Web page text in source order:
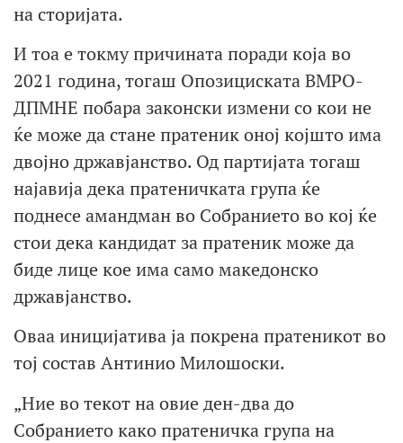
на сторијата.
И тоа е токму причината поради која во
2021 година, тогаш Опозициската ВМРО-
ДПМНЕ побара законски измени со кои не
ќе може да стане пратеник оној којшто има
двојно државјанство. Од партијата тогаш
најавија дека пратеничката група ќе
поднесе амандман во Собранието во кој ќе
стои дека кандидат за пратеник може да
биде лице кое има само македонско
државјанство.
Оваа иницијатива ја покрена пратеникот во
тој состав Антинио Милошоски.
„Ние во текот на овие ден-два до
Собранието како пратеничка група на